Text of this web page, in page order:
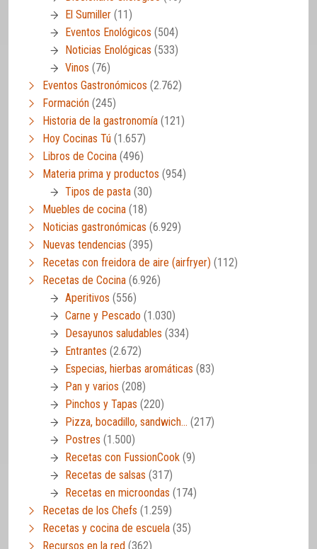
El Sumiller (11)
Eventos Enológicos (504)
Noticias Enológicas (533)
Vinos (76)
Eventos Gastronómicos (2.762)
Formación (245)
Historia de la gastronomía (121)
Hoy Cocinas Tú (1.657)
Libros de Cocina (496)
Materia prima y productos (954)
Tipos de pasta (30)
Muebles de cocina (18)
Noticias gastronómicas (6.929)
Nuevas tendencias (395)
Recetas con freidora de aire (airfryer) (112)
Recetas de Cocina (6.926)
Aperitivos (556)
Carne y Pescado (1.030)
Desayunos saludables (334)
Entrantes (2.672)
Especias, hierbas aromáticas (83)
Pan y varios (208)
Pinchos y Tapas (220)
Pizza, bocadillo, sandwich… (217)
Postres (1.500)
Recetas con FussionCook (9)
Recetas de salsas (317)
Recetas en microondas (174)
Recetas de los Chefs (1.259)
Recetas y cocina de escuela (35)
Recursos en la red (362)